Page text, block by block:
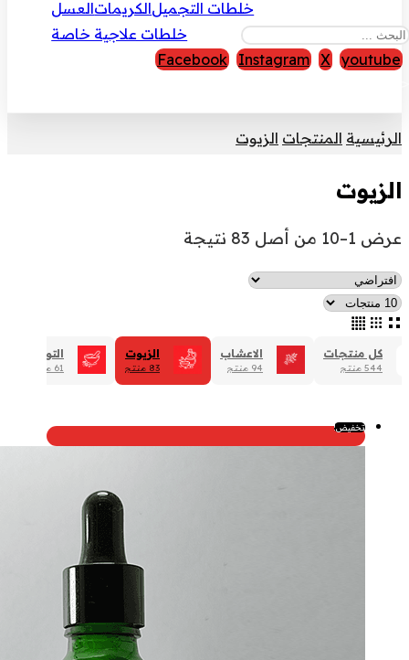
العسلالكريماتخلطات التجميل
خلطات علاجية خاصة
Facebook Instagram X youtube
الرئيسية المنتجات الزيوت
الزيوت
عرض 1–10 من أصل 83 نتيجة
كل منتجات
544 منتج
الاعشاب
94 منتج
الزيوت
83 منتج
التوابل
61 منتج
تخفيض!